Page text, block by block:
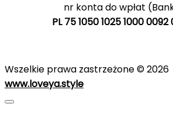
nr konta do wpłat
PL 75 1050 1025 1000 0092
Wszelkie prawa zastrzeżone © 2026
www.loveya.style